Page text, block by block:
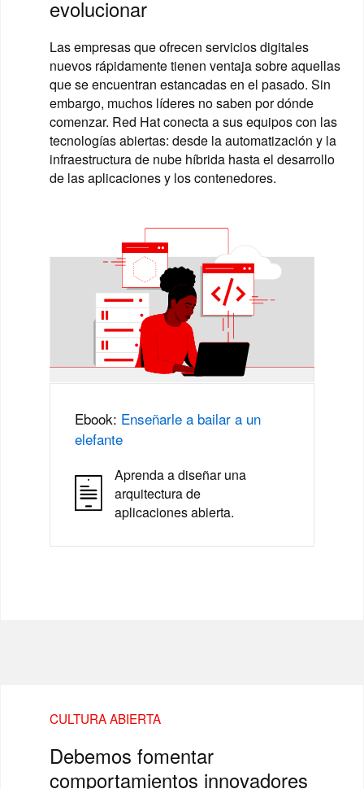
evolucionar
Las empresas que ofrecen servicios digitales
nuevos rápidamente tienen ventaja sobre aquellas
que se encuentran estancadas en el pasado. Sin
embargo, muchos líderes no saben por dónde
comenzar. Red Hat conecta a sus equipos con las
tecnologías abiertas: desde la automatización y la
infraestructura de nube híbrida hasta el desarrollo
de las aplicaciones y los contenedores.
Ebook: Enseñarle a bailar a un
elefante
Aprenda a diseñar una
arquitectura de
aplicaciones abierta.
CULTURA ABIERTA
Debemos fomentar
comportamientos innovadores